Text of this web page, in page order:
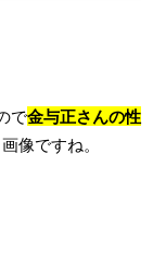
で金与正さんの性
像ですね。